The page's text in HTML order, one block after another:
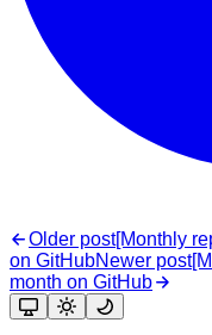
Older post[Monthly
on GitHubNewer post
month on GitHub